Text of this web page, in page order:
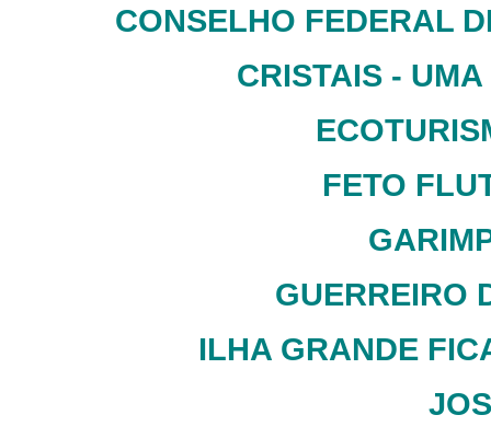
CONSELHO FEDERAL
CRISTAIS -
FETO
GUERREIRO
ILHA GRANDE